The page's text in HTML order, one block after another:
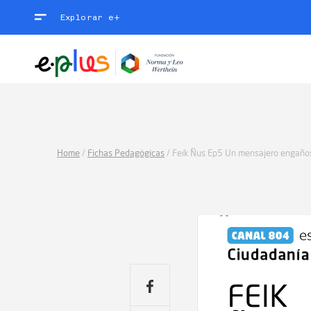
Explorar e+
Home / Fichas Pedagógicas / Feik Ñus Ep5 Un mensajero